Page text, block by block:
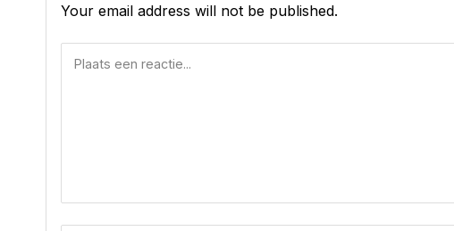
Your email address will not be published.